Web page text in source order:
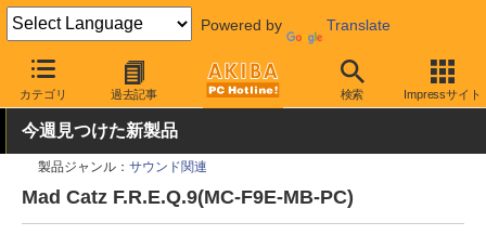
Powered by Translate
カテゴリ 過去記事 検索 Impressサイト
AKIBA PC Hotline! PC周辺機器 ヘッドセット・スピーカー ゲ
今週見つけた新製品
製品ジャンル： サウンド関連
Mad Catz F.R.E.Q.9(MC-F9E-MB-PC)